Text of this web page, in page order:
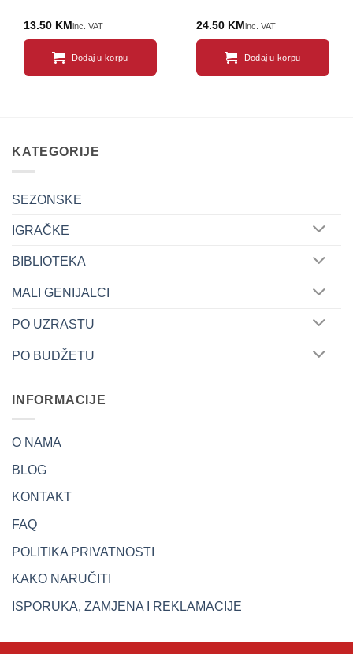
13.50 KMinc. VAT
Dodaj u korpu
24.50 KMinc. VAT
Dodaj u korpu
KATEGORIJE
SEZONSKE
IGRAČKE
BIBLIOTEKA
MALI GENIJALCI
PO UZRASTU
PO BUDŽETU
INFORMACIJE
O NAMA
BLOG
KONTAKT
FAQ
POLITIKA PRIVATNOSTI
KAKO NARUČITI
ISPORUKA, ZAMJENA I REKLAMACIJE